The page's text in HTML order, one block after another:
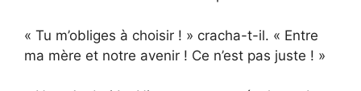
« Tu m’obliges à choisir ! » cracha-t-il. « Entre
ma mère et notre avenir ! Ce n’est pas juste ! »